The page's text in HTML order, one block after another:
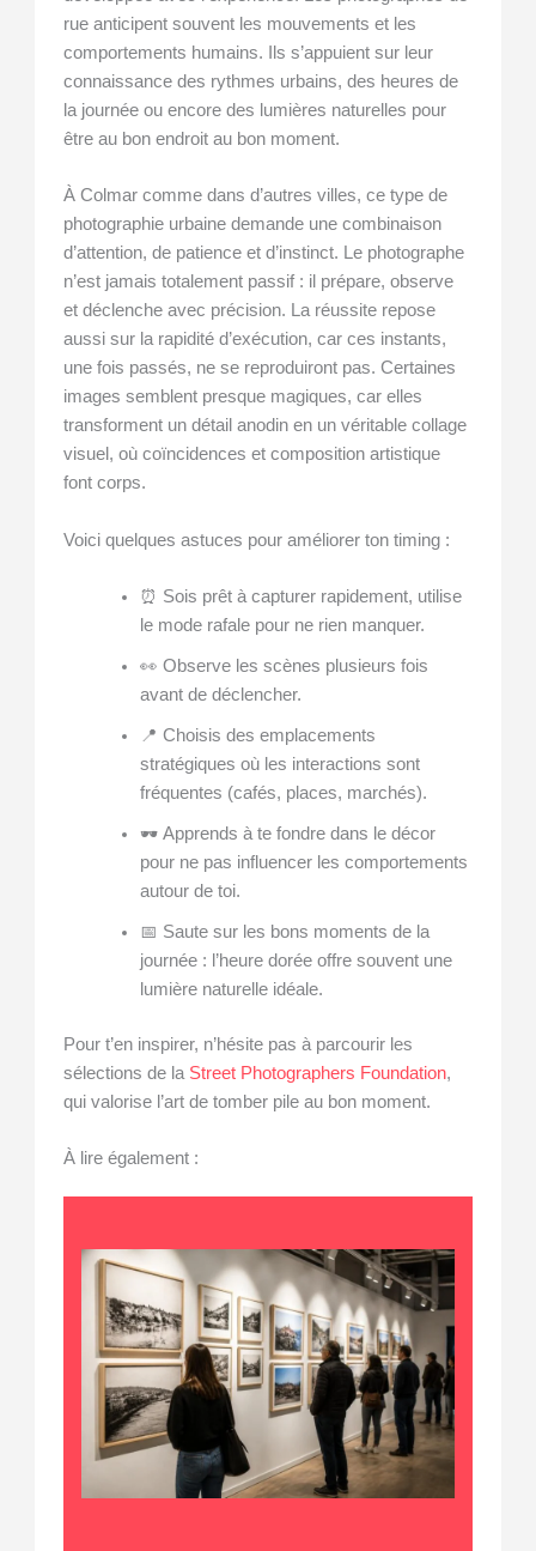
rue anticipent souvent les mouvements et les
comportements humains. Ils s’appuient sur leur
connaissance des rythmes urbains, des heures de
la journée ou encore des lumières naturelles pour
être au bon endroit au bon moment.
À Colmar comme dans d’autres villes, ce type de
photographie urbaine demande une combinaison
d’attention, de patience et d’instinct. Le photographe
n’est jamais totalement passif : il prépare, observe
et déclenche avec précision. La réussite repose
aussi sur la rapidité d’exécution, car ces instants,
une fois passés, ne se reproduiront pas. Certaines
images semblent presque magiques, car elles
transforment un détail anodin en un véritable collage
visuel, où coïncidences et composition artistique
font corps.
Voici quelques astuces pour améliorer ton timing :
⏰ Sois prêt à capturer rapidement, utilise
le mode rafale pour ne rien manquer.
👀 Observe les scènes plusieurs fois
avant de déclencher.
📍 Choisis des emplacements
stratégiques où les interactions sont
fréquentes (cafés, places, marchés).
🕶️ Apprends à te fondre dans le décor
pour ne pas influencer les comportements
autour de toi.
📅 Saute sur les bons moments de la
journée : l’heure dorée offre souvent une
lumière naturelle idéale.
Pour t’en inspirer, n’hésite pas à parcourir les
sélections de la Street Photographers Foundation,
qui valorise l’art de tomber pile au bon moment.
À lire également :